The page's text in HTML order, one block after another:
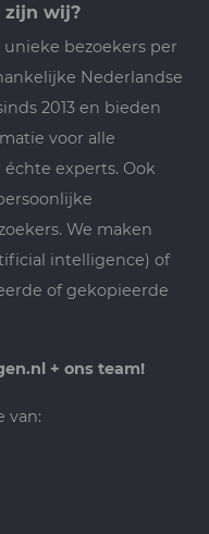
zijn wij?
bezoekers per
Nederlandse
2013 en bieden
voor alle
experts. Ook
We maken
intelligence) of
of gekopieerde
+ ons team!
van: